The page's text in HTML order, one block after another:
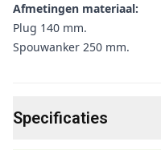
Afmetingen materiaal:
Plug 140 mm.
Spouwanker 250 mm.
Specificaties